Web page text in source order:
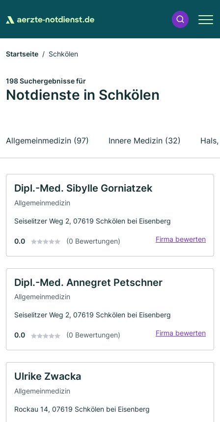
Startseite Schkölen
198 Suchergebnisse für
Notdienste in Schkölen
Allgemeinmedizin (97) Innere Medizin (32)
Dipl.-Med. Sibylle Gorniatzek
Allgemeinmedizin
Seiselitzer Weg 2, 07619 Schkölen bei Eisenberg
0.0 (0 Bewertungen) Firma bewerten
Dipl.-Med. Annegret Petschner
Allgemeinmedizin
Seiselitzer Weg 2, 07619 Schkölen bei Eisenberg
0.0 (0 Bewertungen) Firma bewerten
Ulrike Zwacka
Allgemeinmedizin
Rockau 14, 07619 Schkölen bei Eisenberg